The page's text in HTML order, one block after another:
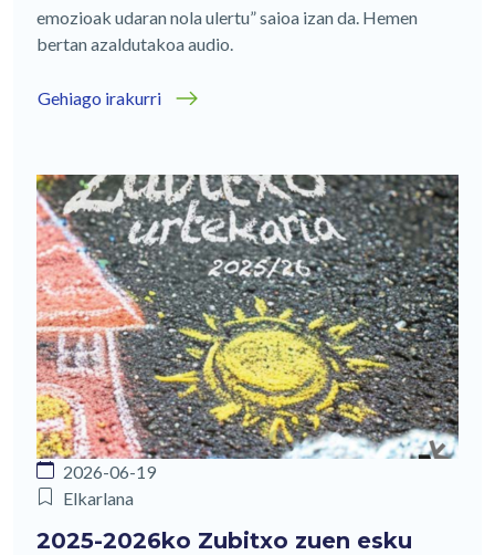
emozioak udaran nola ulertu” saioa izan da. Hemen
bertan azaldutakoa audio.
Gehiago irakurri
2026-06-19
Elkarlana
2025-2026ko Zubitxo zuen esku